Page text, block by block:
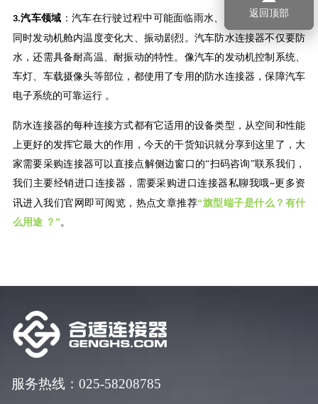
返回顶部
3.汽车领域 ：汽车在行驶过程中可能面临雨水、洗车水等水环境，
同时发动机舱内温度变化大、振动剧烈。汽车防水连接器不仅要防
水，还需具备耐高温、耐振动的特性。像汽车的发动机控制系统、
车灯、车载摄像头等部位，都使用了专用的防水连接器，保障汽车
电子系统的可靠运行 。
防水连接器的每种连接方式都有它适用的设备类型，从空间和性能
上更好的发挥它最大的作用，今天的干货知识就分享到这里了，大
家需要采购连接器可以直接点解侧边窗口的“扫码咨询”联系我们，
我们主要经销进口连接器，需要采购进口连接器私聊我哦~更多资
讯进入我们官网即可阅览，热点文章推荐“旗型端子是什么？有什
么用途 ？”。
服务热线：025-58208785